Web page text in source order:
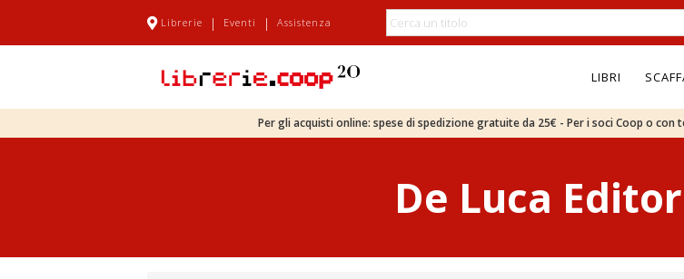
Librerie | Eventi | Assistenza
LIBRI
Per gli acquisti online: spese di spedizione gratuite da 25€ - Per i soci Coop o
De Luca